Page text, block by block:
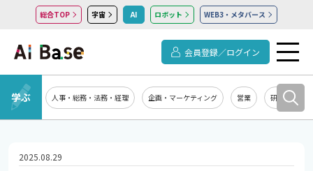
総合TOP 宇宙 AI ロボット WEB3・メタバース
会員登録／ログイン
学ぶ 人事・総務・法務・経理 企画・マーケティング 営業 研究開発
2025.08.29